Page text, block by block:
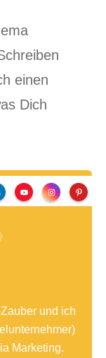
einen
Dich
und ich
Marketing.